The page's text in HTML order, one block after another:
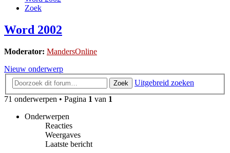
Zoek
Word 2002
Moderator: MandersOnline
Nieuw onderwerp
Zoek
Uitgebreid zoeken
71 onderwerpen • Pagina 1 van 1
Onderwerpen
Reacties
Weergaves
Laatste bericht